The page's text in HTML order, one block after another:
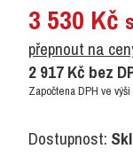
3 530 Kč
přepnout na
2 917Kč bez
Započtena DPH ve
Dostupnost: